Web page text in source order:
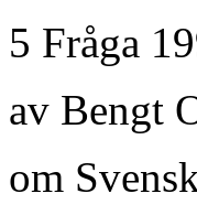
5 Fråga
av Bengt
om